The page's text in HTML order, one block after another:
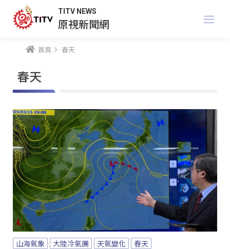
TITV NEWS
原視新聞網
首頁 春天
春天
山海氣象 大陸冷氣團 天氣變化 春天